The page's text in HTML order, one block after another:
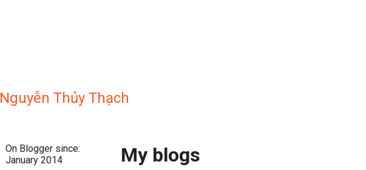
Nguyễn Thủy Thạch
On Blogger since:
January 2014
My blogs